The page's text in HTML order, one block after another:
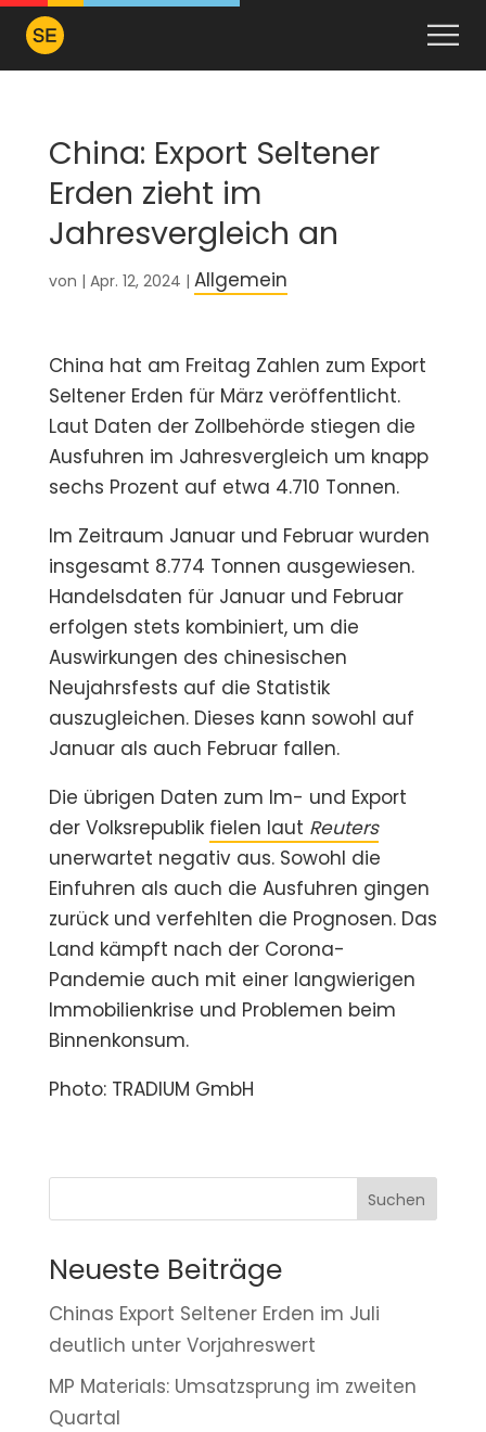
China: Export Seltener
Erden zieht im
Jahresvergleich an
von | Apr. 12, 2024 | Allgemein
China hat am Freitag Zahlen zum Export
Seltener Erden für März veröffentlicht.
Laut Daten der Zollbehörde stiegen die
Ausfuhren im Jahresvergleich um knapp
sechs Prozent auf etwa 4.710 Tonnen.
Im Zeitraum Januar und Februar wurden
insgesamt 8.774 Tonnen ausgewiesen.
Handelsdaten für Januar und Februar
erfolgen stets kombiniert, um die
Auswirkungen des chinesischen
Neujahrsfests auf die Statistik
auszugleichen. Dieses kann sowohl auf
Januar als auch Februar fallen.
Die übrigen Daten zum Im- und Export
der Volksrepublik fielen laut Reuters
unerwartet negativ aus. Sowohl die
Einfuhren als auch die Ausfuhren gingen
zurück und verfehlten die Prognosen. Das
Land kämpft nach der Corona-
Pandemie auch mit einer langwierigen
Immobilienkrise und Problemen beim
Binnenkonsum.
Photo: TRADIUM GmbH
Suchen
Neueste Beiträge
Chinas Export Seltener Erden im Juli
deutlich unter Vorjahreswert
MP Materials: Umsatzsprung im zweiten
Quartal